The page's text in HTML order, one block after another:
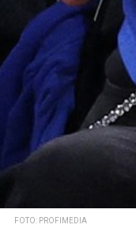
FOTO: PROFIMEDIA